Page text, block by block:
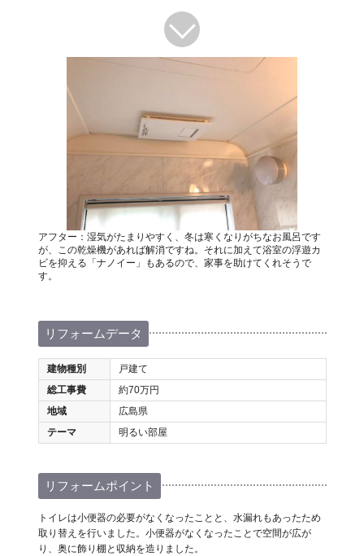
アフター：湿気がたまりやすく、冬は寒くなりがちなお風呂です
が、この乾燥機があれば解消ですね。それに加えて浴室の浮遊カ
ビを抑える「ナノイー」もあるので、家事を助けてくれそうで
す。
リフォームデータ
建物種別
戸建て
総工事費
約70万円
地域
広島県
テーマ
明るい部屋
リフォームポイント
トイレは小便器の必要がなくなったことと、水漏れもあったため
取り替えを行いました。小便器がなくなったことで空間が広が
り、奥に飾り棚と収納を造りました。